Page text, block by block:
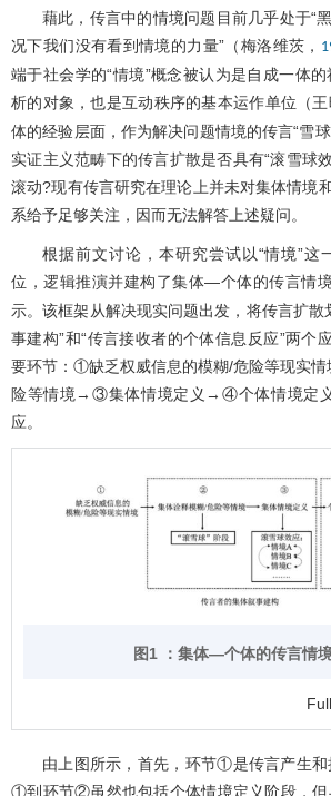
藉此，传言中的情境问题目前几乎处于“
况下我们没有看到情境的力量”（梅洛维茨，
端于社会学的“情境”概念被认为是自成一体
析的对象，也是互动秩序的基本运作单位（王
体的经验层面，作为解决问题情境的传言“雪
实证主义范畴下的传言扩散是否具有“滚雪球
滚动?现有传言研究在理论上并未对集体情境
系给予足够关注，因而无法解答上述疑问。
根据前文讨论，本研究尝试以“情境”这
位，逻辑推演并建构了集体—个体的传言情
示。该框架从解决现实问题出发，将传言扩散
事建构”和“传言接收者的个体信息反应”两个
要环节：①缺乏权威信息的模糊/危险等现实
险等情境→③集体情境定义→④个体情境定
应。
图1 ：集体—个体的传言情
由上图所示，首先，环节①是传言产生
①到环节②虽然也包括个体情境定义阶段，